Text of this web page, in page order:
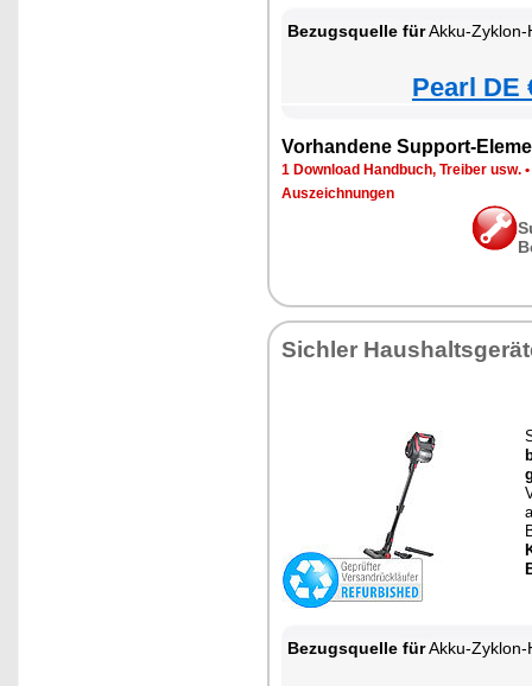
Bezugsquelle fürAkku-Zyklon-Hand- &
Pearl DE
Vorhandene Support-
1 Download Handbuch, Treiber usw. •
Auszeichnungen
Sichler
Bezugsquelle fürAkku-Zyklon-Hand- &